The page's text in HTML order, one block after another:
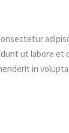
ut labore et
in